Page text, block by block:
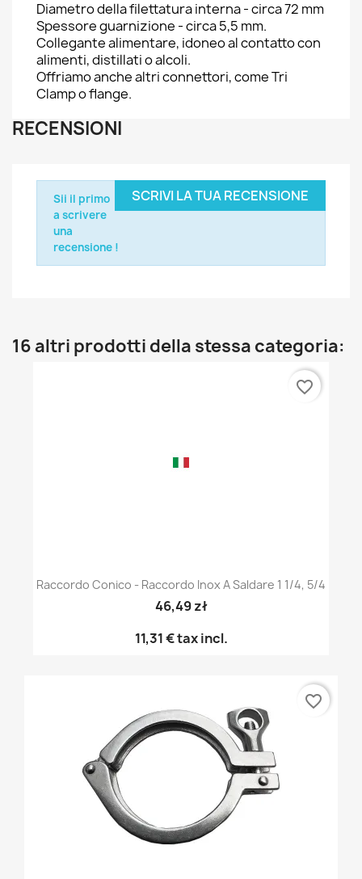
Diametro della filettatura interna - circa 72 mm
Spessore guarnizione - circa 5,5 mm.
Collegante alimentare, idoneo al contatto con
alimenti, distillati o alcoli.
Offriamo anche altri connettori, come Tri
Clamp o flange.
RECENSIONI
SCRIVI LA TUA RECENSIONE
Sii il primo
a scrivere
una
recensione !
16 altri prodotti della stessa categoria:
Raccordo Conico - Raccordo Inox A Saldare 1 1/4, 5/4
46,49 zł
11,31 €tax incl.
favorite_border
favorite_border